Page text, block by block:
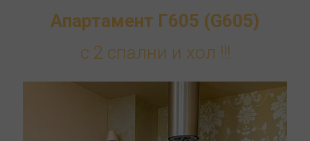
Апартамент Г605 (G605)
с 2 спални и хол !!!